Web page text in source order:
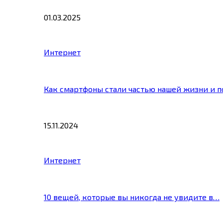
01.03.2025
Интернет
Как смартфоны стали частью нашей жизни и
15.11.2024
Интернет
10 вещей, которые вы никогда не увидите в…